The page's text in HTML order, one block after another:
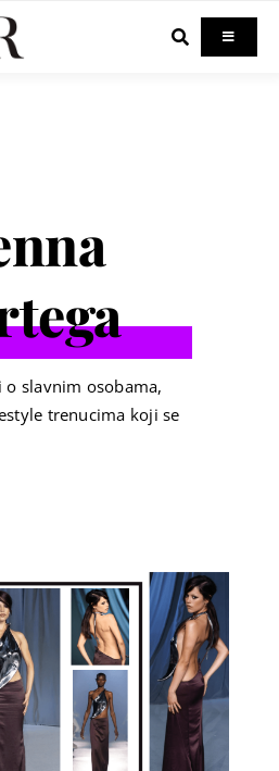
Toggle
slavnim osobama,
trenucima koji se